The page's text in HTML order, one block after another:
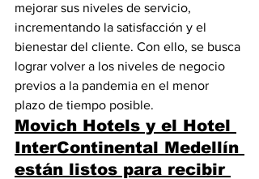
mejorar sus niveles de servicio,
incrementando la satisfacción y el
bienestar del cliente. Con ello, se busca
lograr volver a los niveles de negocio
previos a la pandemia en el menor
plazo de tiempo posible.
Movich Hotels y el Hotel
InterContinental Medellín
están listos para recibir